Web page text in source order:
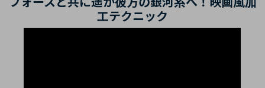
工テクニック